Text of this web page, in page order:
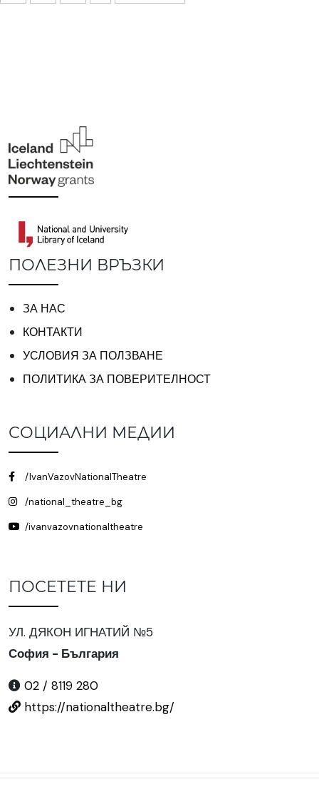
ПОЛЕЗНИ ВРЪЗКИ
ЗА НАС
КОНТАКТИ
УСЛОВИЯ ЗА ПОЛЗВАНЕ
ПОЛИТИКА ЗА ПОВЕРИТЕЛНОСТ
СОЦИАЛНИ МЕДИИ
/IvanVazovNationalTheatre
/national_theatre_bg
/ivanvazovnationaltheatre
ПОСЕТЕТЕ НИ
УЛ. ДЯКОН ИГНАТИЙ №5
София - България
02 / 8119 280
https://nationaltheatre.bg/